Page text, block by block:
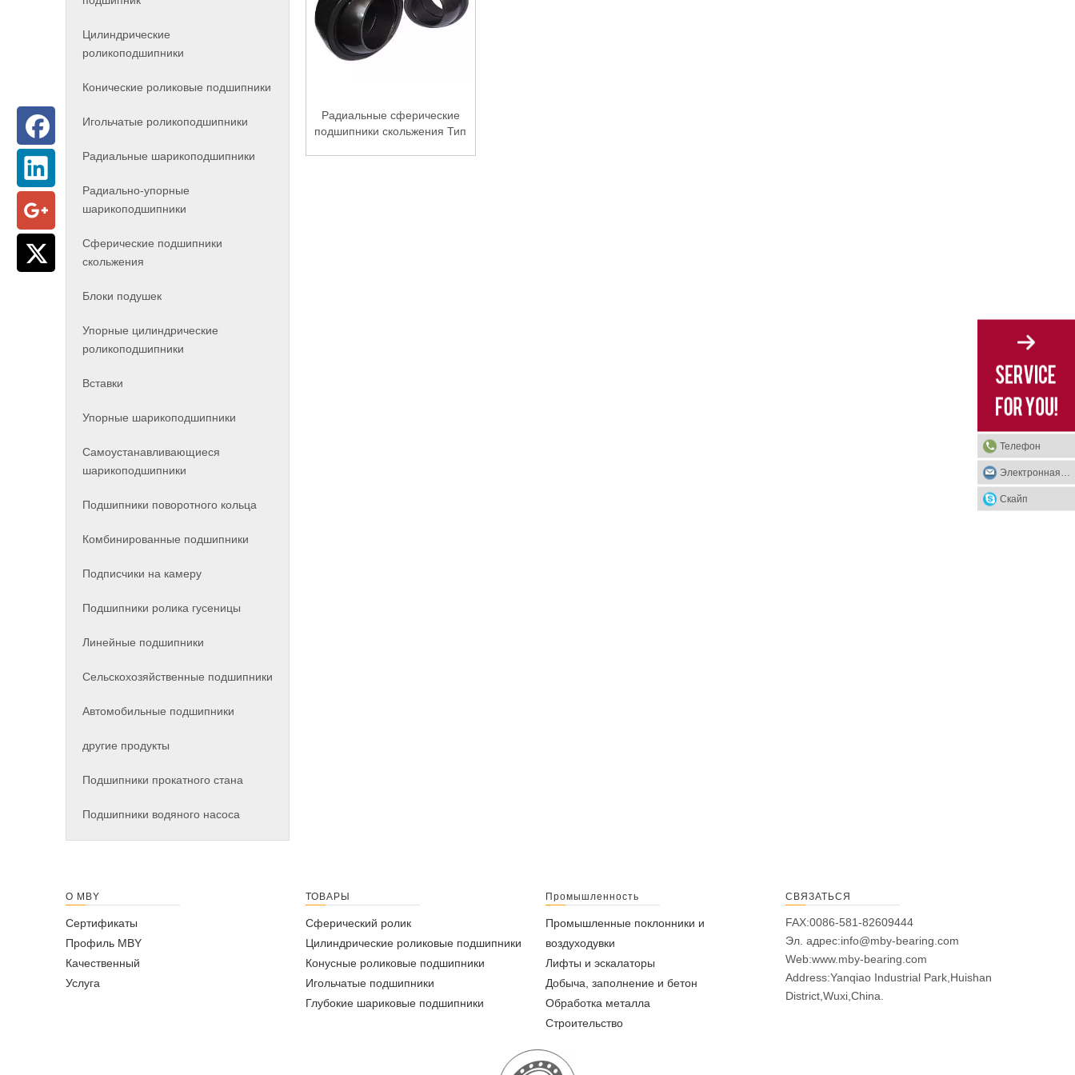
Цилиндрические
роликоподшипники
Конические роликовые подшипники
Игольчатые роликоподшипники
Радиальные шарикоподшипники
Радиально-упорные
шарикоподшипники
Сферические подшипники
скольжения
Блоки подушек
Упорные цилиндрические
роликоподшипники
Вставки
Упорные шарикоподшипники
Самоустанавливающиеся
шарикоподшипники
Подшипники поворотного кольца
Комбинированные подшипники
Подписчики на камеру
Подшипники ролика гусеницы
Линейные подшипники
Сельскохозяйственные подшипники
Автомобильные подшипники
другие продукты
Подшипники прокатного стана
Подшипники водяного насоса
Радиальные сферические
подшипники скольжения Тип
О MBY
Сертификаты
Профиль MBY
Качественный
Услуга
ТОВАРЫ
Сферический ролик
Цилиндрические роликовые подшипники
Конусные роликовые подшипники
Игольчатые подшипники
Глубокие шариковые подшипники
Промышленность
Промышленные поклонники и
воздуходувки
Лифты и эскалаторы
Добыча, заполнение и бетон
Обработка металла
Строительство
СВЯЗАТЬСЯ
FAX:0086-581-82609444
Эл. адрес:info@mby-bearing.com
Web:www.mby-bearing.com
Address:Yanqiao Industrial Park,Huishan
District,Wuxi,China.
Телефон
Скайп